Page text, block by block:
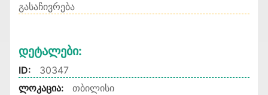
გასაჩივრება
Დეტალები:
ID:
30347
ლოკაცია:
თბილისი